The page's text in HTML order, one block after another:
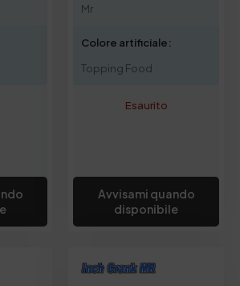
Mr
Colore artificiale:
Topping Food
Esaurito
Avvisami quando
disponibile